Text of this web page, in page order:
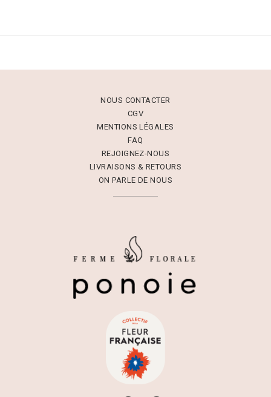
NOUS CONTACTER
CGV
MENTIONS LÉGALES
FAQ
REJOIGNEZ-NOUS
LIVRAISONS & RETOURS
ON PARLE DE NOUS